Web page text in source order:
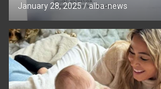
January 28, 2025 alba-news